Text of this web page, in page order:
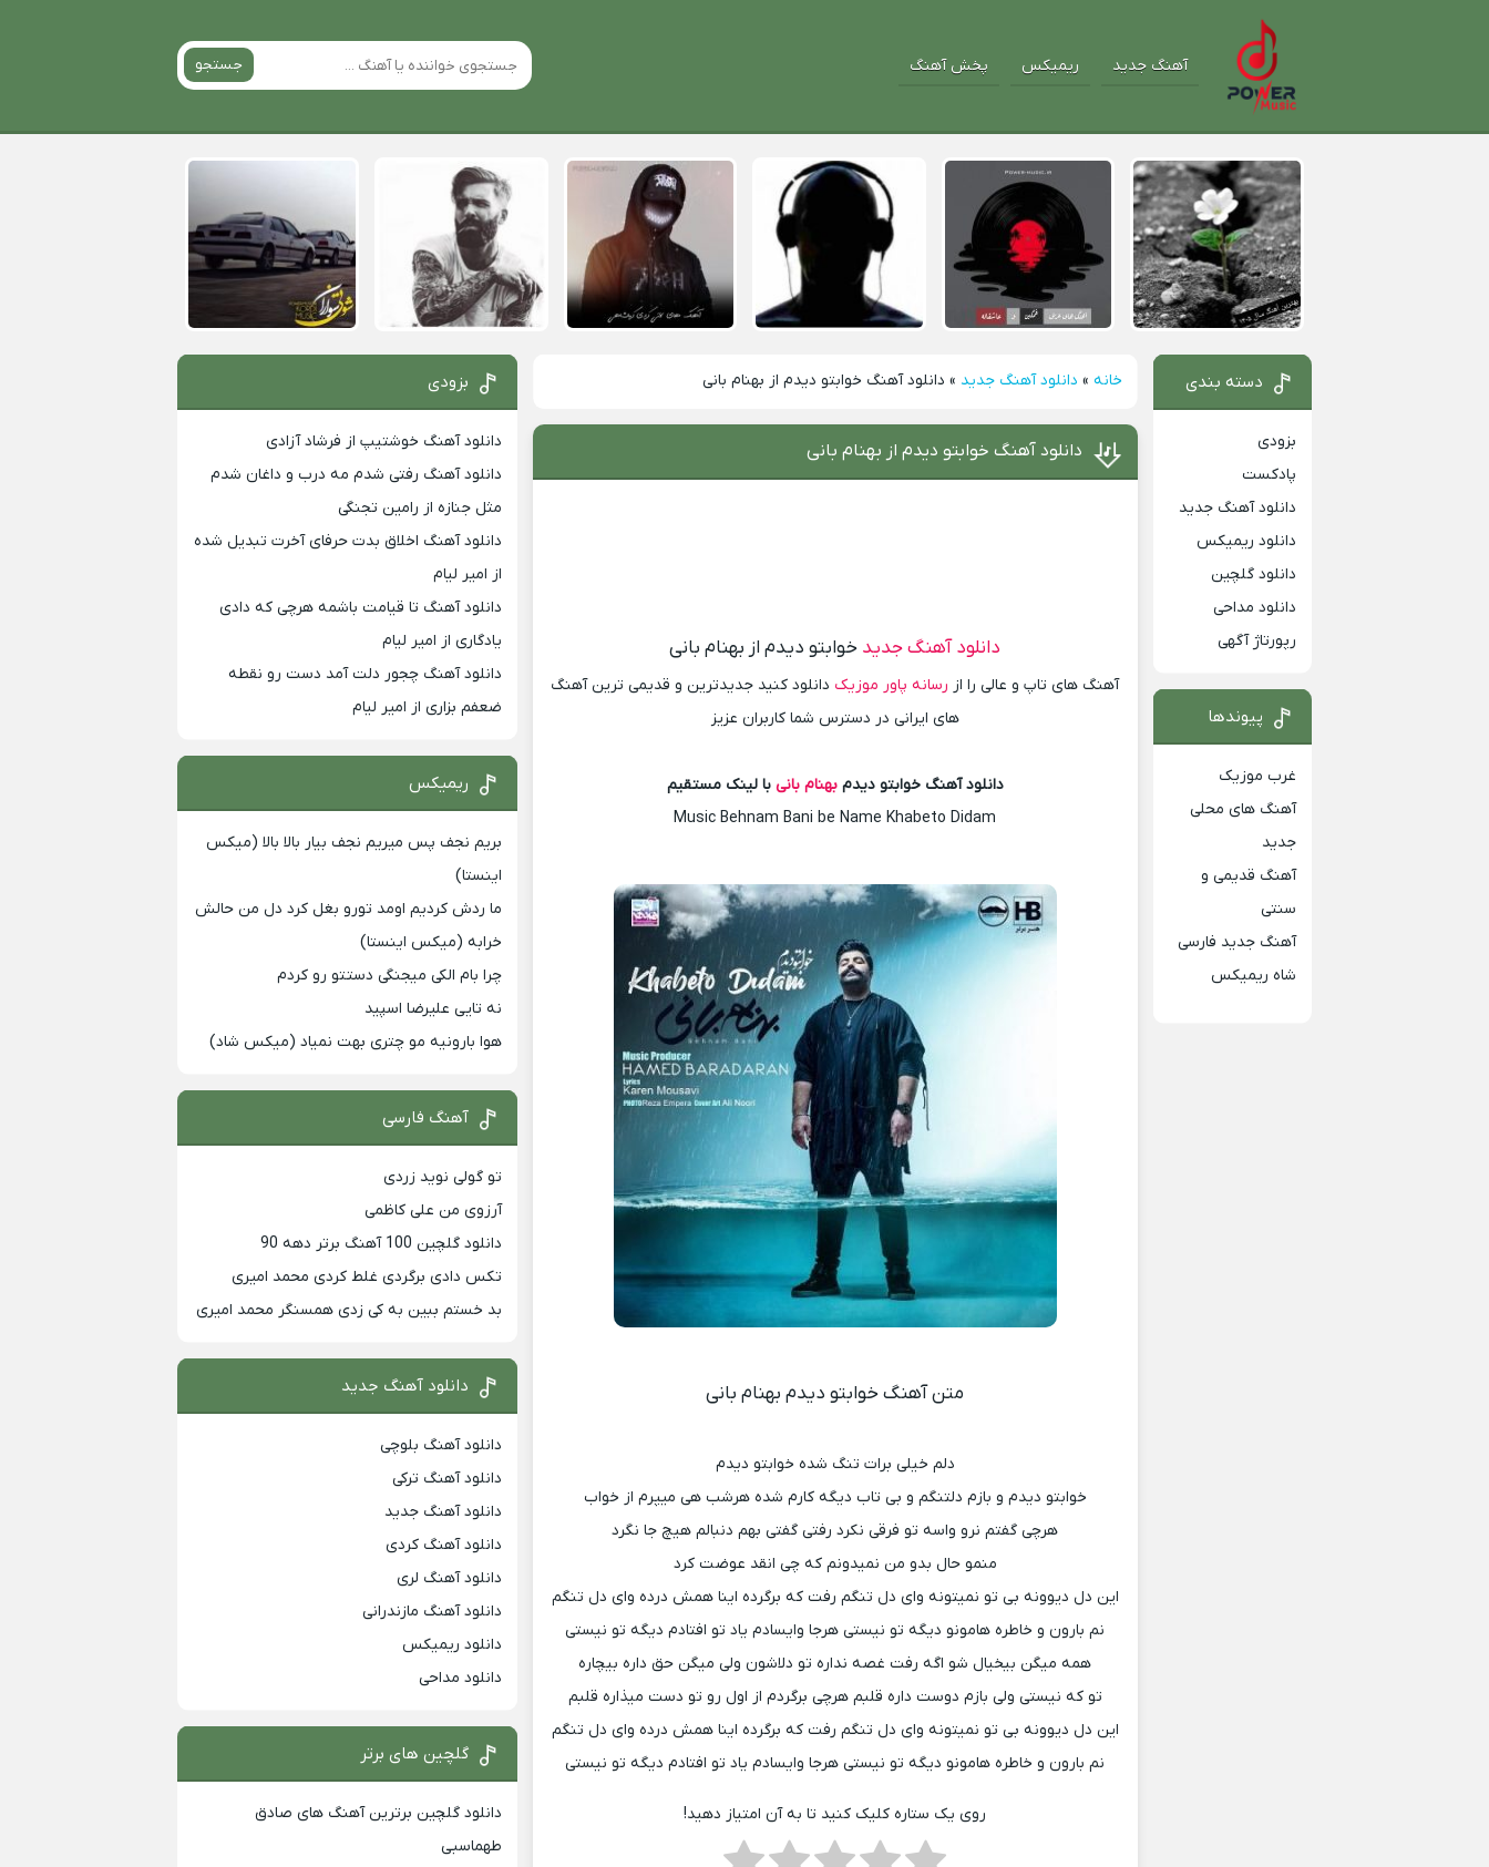
آهنگ جدید ریمیکس پخش آهنگ جستجو
خانه » دانلود آهنگ جدید » دانلود آهنگ خوابتو دیدم از بهنام بانی
دانلود آهنگ خوابتو دیدم از بهنام بانی
دانلود آهنگ جدید خوابتو دیدم از بهنام بانی
آهنگ های تاپ و عالی را از رسانه پاور موزیک دانلود کنید جدیدترین و قدیمی ترین آهنگ
های ایرانی در دسترس شما کاربران عزیز
دانلود آهنگ خوابتو دیدمبهنام بانی با لینک مستقیم
Music Behnam Bani be Name Khabeto Didam
متن آهنگ خوابتو دیدم بهنام بانی
دلم خیلی برات تنگ شده خوابتو دیدم
خوابتو دیدم و بازم دلتنگم و بی تاب دیگه کارم شده هرشب هی میپرم از خواب
هرچی گفتم نرو واسه تو فرقی نکرد رفتی گفتی بهم دنبالم هیچ جا نگرد
منمو حال بدو من نمیدونم که چی انقد عوضت کرد
این دل دیوونه بی تو نمیتونه وای دل تنگم رفت که برگرده اینا همش درده وای دل تنگم
نم بارون و خاطره هامونو دیگه تو نیستی هرجا وایسادم یاد تو افتادم دیگه تو نیستی
همه میگن بیخیال شو اگه رفت غصه نداره تو دلاشون ولی میگن حق داره بیچاره
تو که نیستی ولی بازم دوست داره قلبم هرچی برگردم از اول رو تو دست میذاره قلبم
این دل دیوونه بی تو نمیتونه وای دل تنگم رفت که برگرده اینا همش درده وای دل تنگم
نم بارون و خاطره هامونو دیگه تو نیستی هرجا وایسادم یاد تو افتادم دیگه تو نیستی
روی یک ستاره کلیک کنید تا به آن امتیاز دهید!
دسته بندی
بزودی
پادکست
دانلود آهنگ جدید
دانلود ریمیکس
دانلود گلچین
دانلود مداحی
رپورتاژ آگهی
پیوندها
غرب موزیک
آهنگ های محلی
جدید
آهنگ قدیمی و
سنتی
آهنگ جدید فارسی
شاه ریمیکس
بزودی
دانلود آهنگ خوشتیپ از فرشاد آزادی
دانلود آهنگ رفتی شدم مه درب و داغان شدم
مثل جنازه از رامین تجنگی
دانلود آهنگ اخلاق بدت حرفای آخرت تبدیل شده
از امیر لیام
دانلود آهنگ تا قیامت باشمه هرچی که دادی
یادگاری از امیر لیام
دانلود آهنگ چجور دلت آمد دست رو نقطه
ضعفم بزاری از امیر لیام
ریمیکس
بریم نجف پس میریم نجف بیار بالا بالا (میکس
اینستا)
ما ردش کردیم اومد تورو بغل کرد دل من حالش
خرابه (میکس اینستا)
چرا بام الکی میجنگی دستتو رو کردم
نه تایی علیرضا اسپید
هوا بارونیه مو چتری بهت نمیاد (میکس شاد)
آهنگ فارسی
تو گولی نوید زردی
آرزوی من علی کاظمی
دانلود گلچین 100 آهنگ برتر دهه 90
تکس دادی برگردی غلط کردی محمد امیری
بد خستم ببین به کی زدی همسنگر محمد امیری
دانلود آهنگ جدید
دانلود آهنگ بلوچی
دانلود آهنگ ترکی
دانلود آهنگ جدید
دانلود آهنگ کردی
دانلود آهنگ لری
دانلود آهنگ مازندرانی
دانلود ریمیکس
دانلود مداحی
گلچین های برتر
دانلود گلچین برترین آهنگ های صادق
طهماسبی